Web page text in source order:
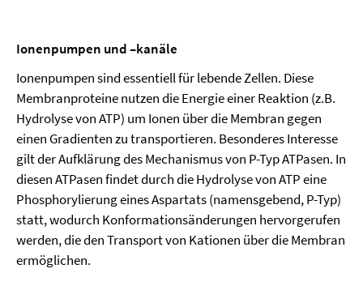
Ionenpumpen und –kanäle
Ionenpumpen sind essentiell für lebende Zellen. Diese
Membranproteine nutzen die Energie einer Reaktion (z.B.
Hydrolyse von ATP) um Ionen über die Membran gegen
einen Gradienten zu transportieren. Besonderes Interesse
gilt der Aufklärung des Mechanismus von P-Typ ATPasen. In
diesen ATPasen findet durch die Hydrolyse von ATP eine
Phosphorylierung eines Aspartats (namensgebend, P-Typ)
statt, wodurch Konformationsänderungen hervorgerufen
werden, die den Transport von Kationen über die Membran
ermöglichen.